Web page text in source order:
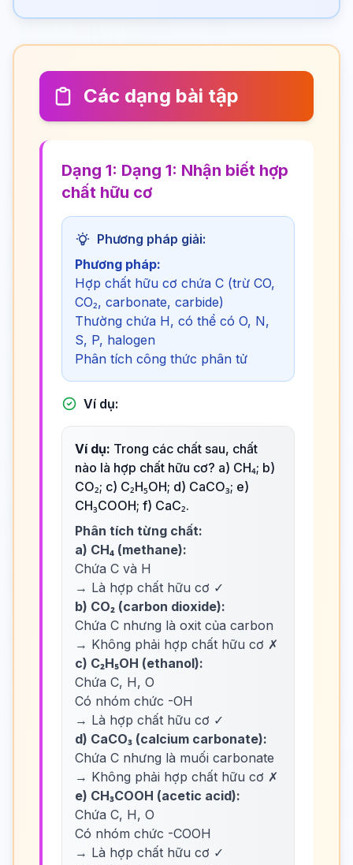
Các dạng bài tập
Dạng 1: Dạng 1: Nhận biết hợp
chất hữu cơ
Phương pháp giải:
Phương pháp:
Hợp chất hữu cơ chứa C (trừ CO,
CO₂, carbonate, carbide)
Thường chứa H, có thể có O, N,
S, P, halogen
Phân tích công thức phân tử
Ví dụ:
Ví dụ: Trong các chất sau, chất
nào là hợp chất hữu cơ? a) CH₄; b)
CO₂; c) C₂H₅OH; d) CaCO₃; e)
CH₃COOH; f) CaC₂.
Phân tích từng chất:
a) CH₄ (methane):
Chứa C và H
→ Là hợp chất hữu cơ ✓
b) CO₂ (carbon dioxide):
Chứa C nhưng là oxit của carbon
→ Không phải hợp chất hữu cơ ✗
c) C₂H₅OH (ethanol):
Chứa C, H, O
Có nhóm chức -OH
→ Là hợp chất hữu cơ ✓
d) CaCO₃ (calcium carbonate):
Chứa C nhưng là muối carbonate
→ Không phải hợp chất hữu cơ ✗
e) CH₃COOH (acetic acid):
Chứa C, H, O
Có nhóm chức -COOH
→ Là hợp chất hữu cơ ✓